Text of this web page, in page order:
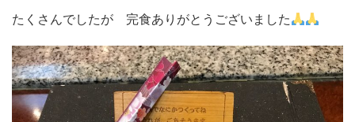
たくさんでしたが 完食ありがとうございました